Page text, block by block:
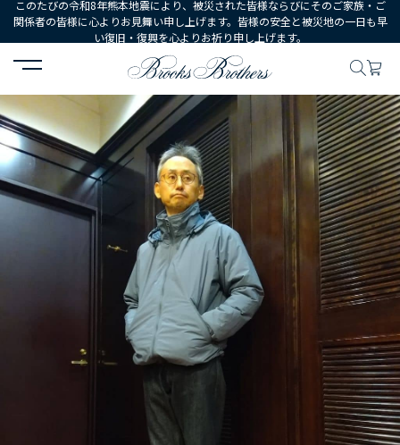
このたびの令和8年熊本地震により、被災された皆様ならびにそのご家族・ご
関係者の皆様に心よりお見舞い申し上げます。皆様の安全と被災地の一日も早
い復旧・復興を心よりお祈り申し上げます。
HOME コーディネート コーディネート詳細